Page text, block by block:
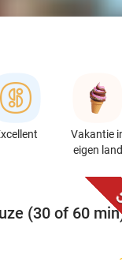
Vakantie
eigen land
(30 of 60